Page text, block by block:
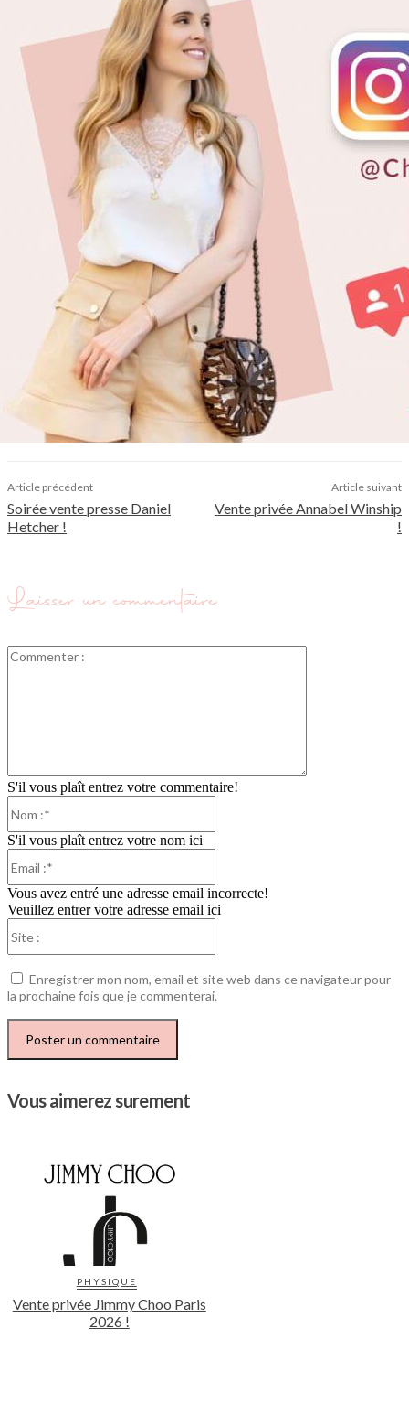
Article précédent
Soirée vente presse Daniel
Hetcher !
Article suivant
Vente privée Annabel Winship
!
Laisser un commentaire
S'il vous plaît entrez votre commentaire!
S'il vous plaît entrez votre nom ici
Vous avez entré une adresse email incorrecte!
Veuillez entrer votre adresse email ici
Enregistrer mon nom, email et site web dans ce navigateur pour
la prochaine fois que je commenterai.
Vous aimerez surement
PHYSIQUE
Vente privée Jimmy Choo Paris
2026 !